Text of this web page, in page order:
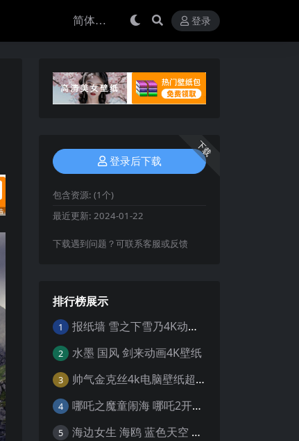
登录
下载
登录后下载
包含资源: (1个)
最近更新: 2024-01-22
下载遇到问题？可联系客服或反馈
排行榜展示
1 报纸墙 雪之下雪乃4K动漫壁纸
2 水墨 国风 剑来动画4K壁纸
3 帅气金克丝4k电脑壁纸超清
4 哪吒之魔童闹海 哪吒2开场4K壁纸
5 海边女生 海鸥 蓝色天空 4K壁纸